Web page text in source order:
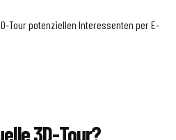
Tour potenziellen Interessenten per E-
3D-Tour?